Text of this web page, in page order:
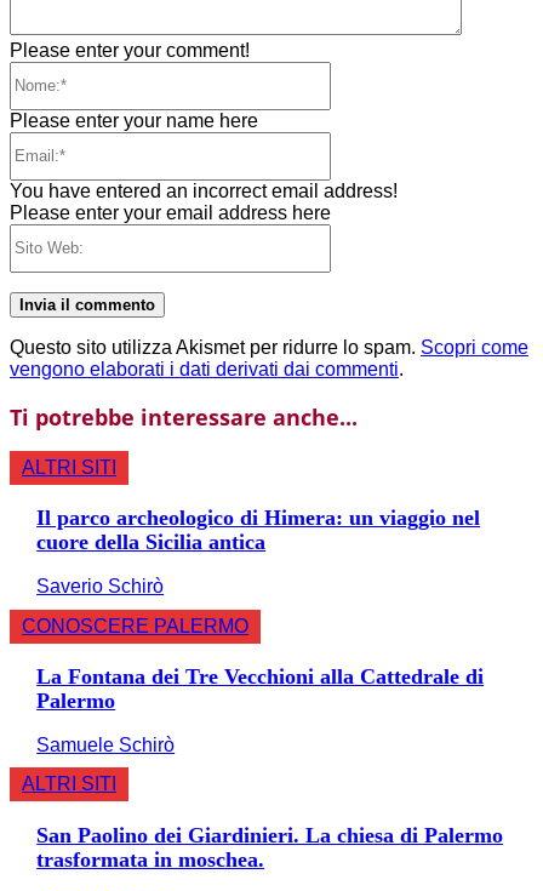
Please enter your comment!
Please enter your name here
You have entered an incorrect email address!
Please enter your email address here
Questo sito utilizza Akismet per ridurre lo spam. Scopri come
vengono elaborati i dati derivati dai commenti.
Ti potrebbe interessare anche...
ALTRI SITI
Il parco archeologico di Himera: un viaggio nel
cuore della Sicilia antica
Saverio Schirò
CONOSCERE PALERMO
La Fontana dei Tre Vecchioni alla Cattedrale di
Palermo
Samuele Schirò
ALTRI SITI
San Paolino dei Giardinieri. La chiesa di Palermo
trasformata in moschea.